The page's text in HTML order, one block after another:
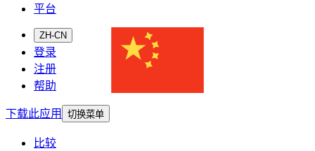
平台
ZH-CN
登录
注册
帮助
下载此应用
切换菜单
比较